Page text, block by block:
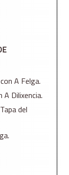
A Felga.
A Dilixencia.
del